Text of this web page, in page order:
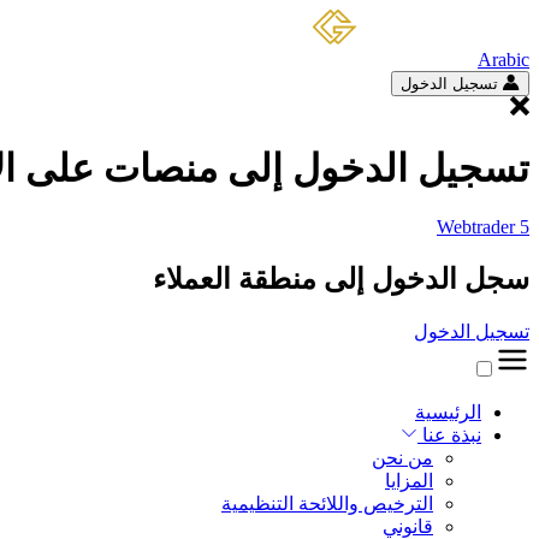
Arabic
تسجيل الدخول
تسجيل الدخول إلى منصات على
Webtrader 5
سجل الدخول إلى منطقة العملاء
تسجيل الدخول
الرئيسية
نبذة عنا
من نحن
المزايا
الترخيص واللائحة التنظيمية
قانوني